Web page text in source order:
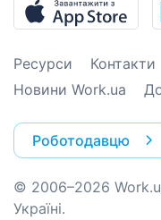
Ресурси Контакти
Новини Work.ua
Роботодавцю
© 2006–2026
Україні.